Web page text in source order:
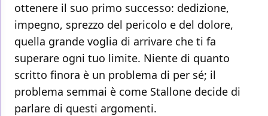
ottenere il suo primo successo: dedizione,
impegno, sprezzo del pericolo e del dolore,
quella grande voglia di arrivare che ti fa
superare ogni tuo limite. Niente di quanto
scritto finora è un problema di per sé; il
problema semmai è come Stallone decide di
parlare di questi argomenti.